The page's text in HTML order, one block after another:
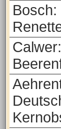
Bosch: